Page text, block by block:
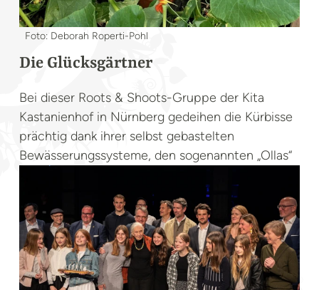
Foto: Deborah Roperti-Pohl
Die Glücksgärtner
Bei dieser Roots & Shoots-Gruppe der Kita
Kastanienhof in Nürnberg gedeihen die Kürbisse
prächtig dank ihrer selbst gebastelten
Bewässerungssysteme, den sogenannten „Ollas“